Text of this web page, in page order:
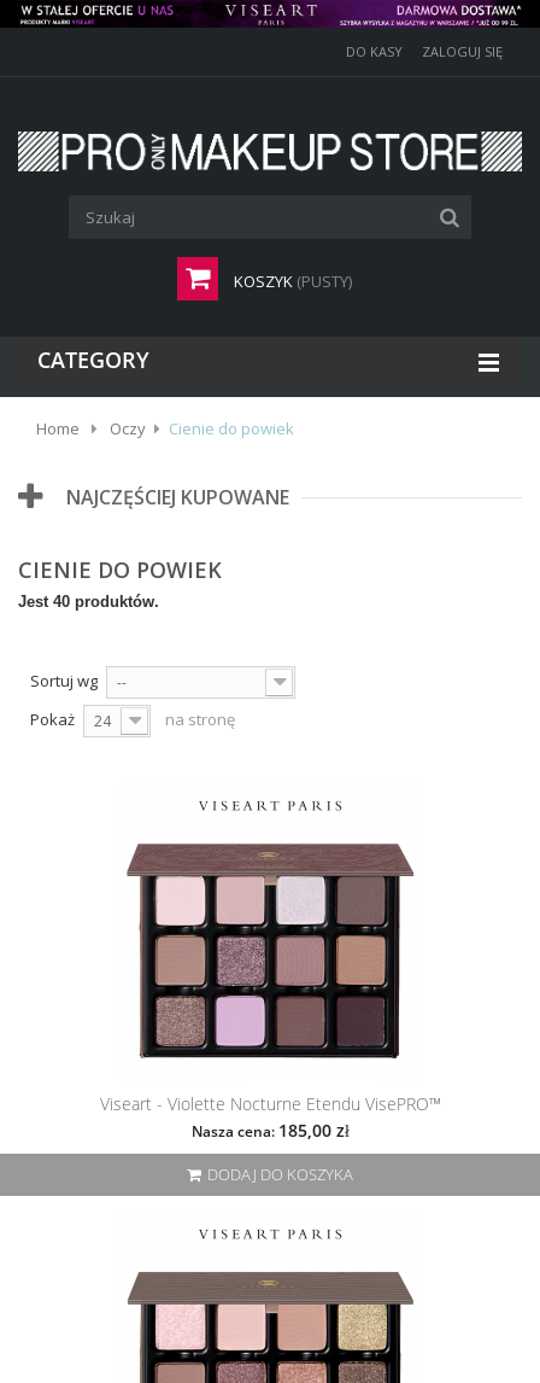
DO KASY ZALOGUJ SIĘ
KOSZYK (PUSTY)
CATEGORY
Home Oczy Cienie do powiek
NAJCZĘŚCIEJ KUPOWANE
CIENIE DO POWIEK
Jest 40 produktów.
Sortuj wg --
Pokaż 24 na stronę
Viseart - Violette Nocturne Etendu VisePRO™
Nasza cena: 185,00 zł
DODAJ DO KOSZYKA